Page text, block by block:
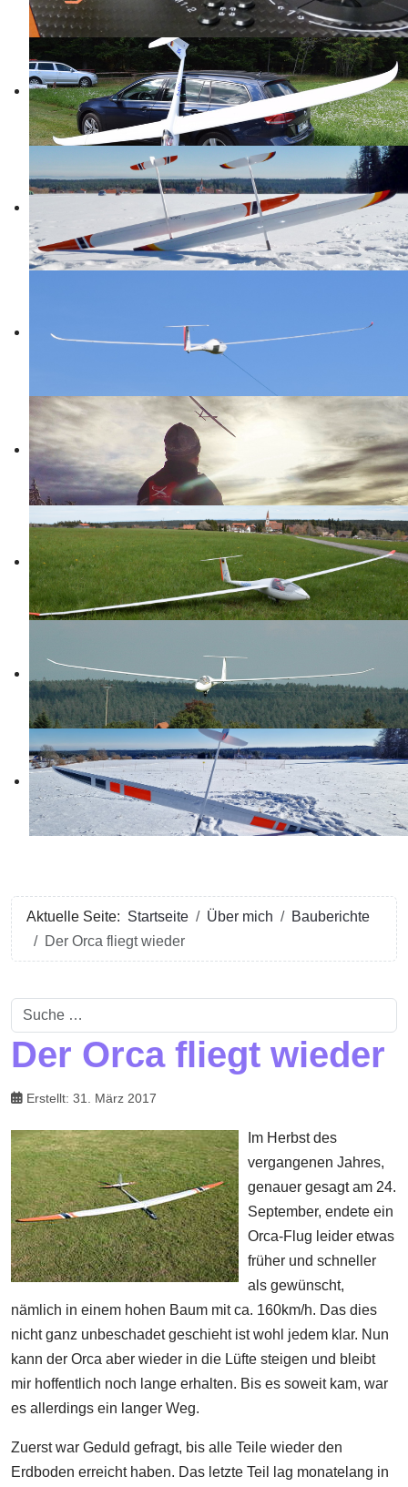
Aktuelle Seite: Startseite Über mich
Bauberichte
Der Orca fliegt wieder
Suchen
Der Orca fliegt wieder
Erstellt: 31. März 2017
Im Herbst des
vergangenen Jahres,
genauer gesagt am 24.
September, endete ein
Orca-Flug leider etwas
früher und schneller
als gewünscht,
nämlich in einem hohen Baum mit ca. 160km/h. Das dies
nicht ganz unbeschadet geschieht ist wohl jedem klar. Nun
kann der Orca aber wieder in die Lüfte steigen und bleibt
mir hoffentlich noch lange erhalten. Bis es soweit kam, war
es allerdings ein langer Weg.
Zuerst war Geduld gefragt, bis alle Teile wieder den
Erdboden erreicht haben. Das letzte Teil lag monatelang in